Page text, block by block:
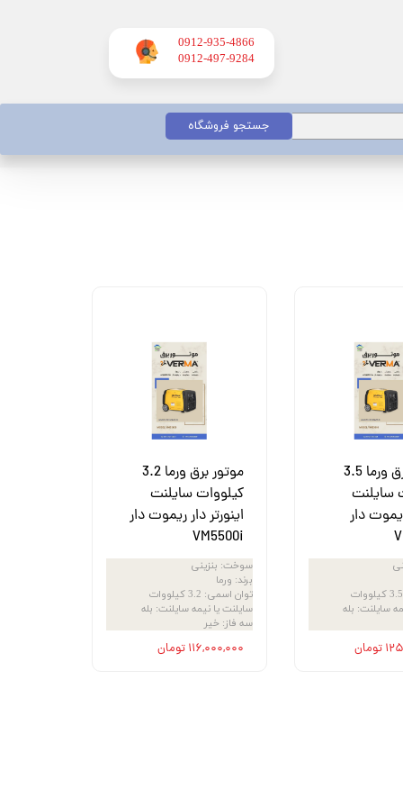
0912-935-4866
​​​​​​​0912-497-9284
جستجو فروشگاه
موتور برق ورما 3.5
سایلنت
دار
3.5 کیلووات
سایلنت: بله
موتور برق ورما 3.2
کیلووات سایلنت
اینورتر دار ریموت دار
VM5500i
سوخت: بنزینی
برند: ورما
توان اسمی: 3.2 کیلووات
سایلنت یا نیمه سایلنت: بله
سه فاز:خیر
۱۱۶,۰۰۰,۰۰۰ تومان